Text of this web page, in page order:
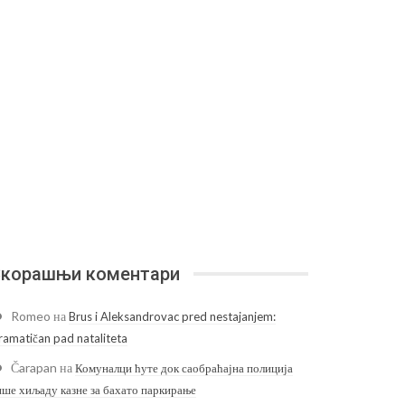
коментари
Romeo наBrus i Aleksandrovac pred nestajanjem:
pad nataliteta
Čarapan наКомуналци ћуте док саобраћајна полиција
хиљаду казне за бахато паркирање